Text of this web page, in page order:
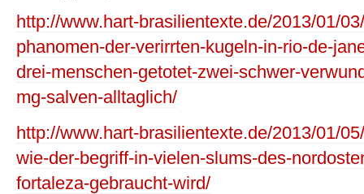
http://www.hart-brasilientexte.de/2013/01/
phanomen-der-verirrten-kugeln-in-rio-de-
drei-menschen-getotet-zwei-schwer-
mg-salven-alltaglich/
http://www.hart-brasilientexte.de/2013/01/
wie-der-begriff-in-vielen-slums-des-
fortaleza-gebraucht-wird/